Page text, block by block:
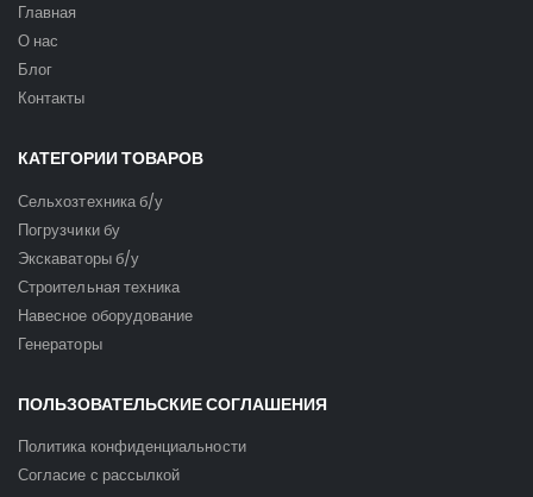
Главная
О нас
Блог
Контакты
КАТЕГОРИИ ТОВАРОВ
Сельхозтехника б/у
Погрузчики бу
Экскаваторы б/у
Строительная техника
Навесное оборудование
Генераторы
ПОЛЬЗОВАТЕЛЬСКИЕ СОГЛАШЕНИЯ
Политика конфиденциальности
Согласие с рассылкой